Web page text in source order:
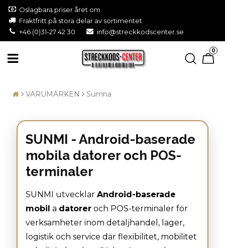
Oslagbara priser året om
Fraktfritt på stora delar av sortimentet
+46 (0)31-27 42 30
info@streckkodscenter.se
0
VARUMÄRKEN Sumna
SUNMI - Android-baserade
mobila datorer och POS-
terminaler
SUNMI utvecklar Android-baserade
mobil a datorer och POS-terminaler för
verksamheter inom detaljhandel, lager,
logistik och service där flexibilitet, mobilitet